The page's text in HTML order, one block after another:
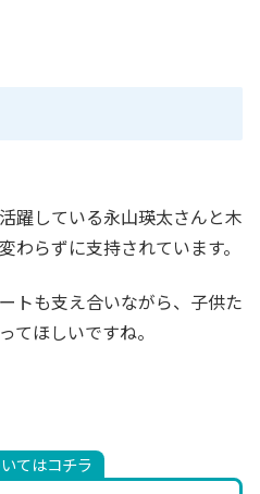
躍している永山瑛太さんと木
わらずに支持されています。
トも支え合いながら、子供た
てほしいですね。
てはコチラ